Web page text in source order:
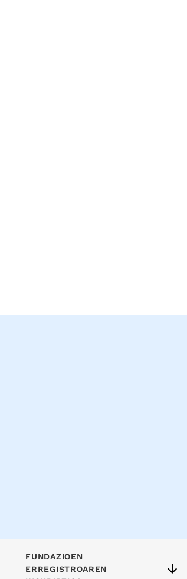
FUNDAZIOEN
ERREGISTROAREN